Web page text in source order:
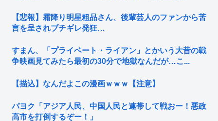
【悲報】霜降り明星粗品さん、後輩芸人のファンから苦
言を呈されブチギレ発狂…
すまん、「プライベート・ライアン」とかいう大昔の戦
争映画見てみたら最初の30分で地獄なんだが…こ...
【描込】なんだよこの漫画ｗｗｗ【注意】
パヨク「アジア人民、中国人民と連帯して戦おー！悪政
高市を打倒するぞー！」